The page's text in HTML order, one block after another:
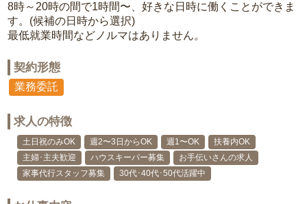
8時～20時の間で1時間〜、好きな日時に働くことができま
す。(候補の日時から選択)
最低就業時間などノルマはありません。
契約形態
業務委託
求人の特徴
土日祝のみOK 週2〜3日からOK 週1〜OK
扶養内OK
主婦･主夫歓迎
ハウスキーパー募集
お手伝いさんの求人
家事代行スタッフ募集
30代･40代･50代活躍中